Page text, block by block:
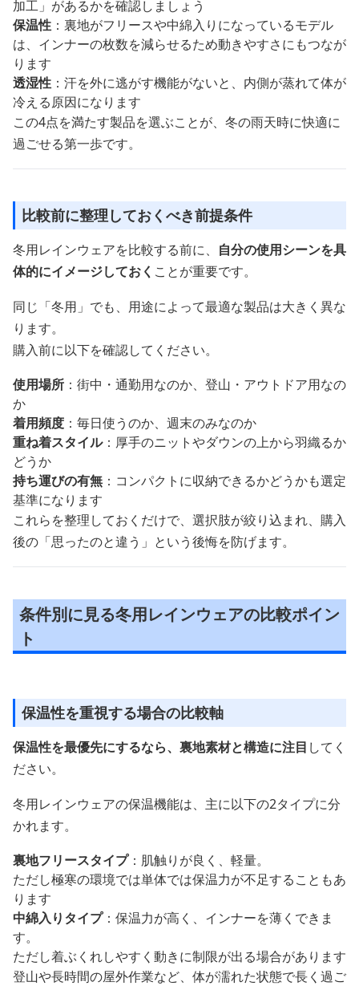
加工」があるかを確認しましょう
保温性 ：裏地がフリースや中綿入りになっているモデル
は、インナーの枚数を減らせるため動きやすさにもつなが
ります
透湿性 ：汗を外に逃がす機能がないと、内側が蒸れて体が
冷える原因になります
この4点を満たす製品を選ぶことが、冬の雨天時に快適に
過ごせる第一歩です。
比較前に整理しておくべき前提条件
冬用レインウェアを比較する前に、 自分の使用シーンを具
体的にイメージしておく ことが重要です。
同じ「冬用」でも、用途によって最適な製品は大きく異な
ります。
購入前に以下を確認してください。
使用場所 ：街中・通勤用なのか、登山・アウトドア用なの
か
着用頻度 ：毎日使うのか、週末のみなのか
重ね着スタイル：厚手のニットやダウンの上から羽織るか
どうか
持ち運びの有無 ：コンパクトに収納できるかどうかも選定
基準になります
これらを整理しておくだけで、選択肢が絞り込まれ、購入
後の「思ったのと違う」という後悔を防げます。
条件別に見る冬用レインウェアの比較ポイン
ト
保温性を重視する場合の比較軸
保温性を最優先にするなら、裏地素材と構造に注目 してく
ださい。
冬用レインウェアの保温機能は、主に以下の2タイプに分
かれます。
裏地フリースタイプ：肌触りが良く、軽量。
ただし極寒の環境では単体では保温力が不足することもあ
ります
中綿入りタイプ：保温力が高く、インナーを薄くできま
す。
ただし着ぶくれしやすく動きに制限が出る場合があります
登山や長時間の屋外作業など、体が濡れた状態で長く過ご